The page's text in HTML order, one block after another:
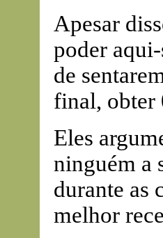
Apesar
poder
de
final, obter
Eles
ninguém a
durante as
melhor